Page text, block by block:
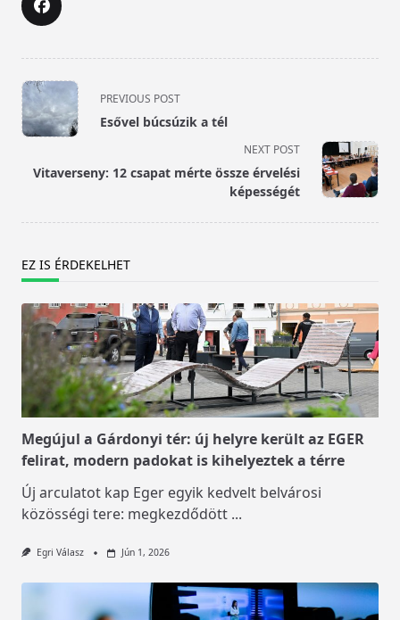
<span
class="nav-
subtitle
reader-
PREVIOUS POST
Esővel búcsúzik a tél
NEXT POST
Vitaverseny: 12 csapat mérte össze érvelési
képességét
EZ IS ÉRDEKELHET
Megújul a Gárdonyi tér: új helyre került az EGER
felirat, modern padokat is kihelyeztek a térre
Új arculatot kap Eger egyik kedvelt belvárosi
közösségi tere: megkezdődött ...
Egri Válasz Jún 1, 2026